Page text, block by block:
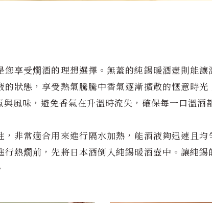
享受燗酒的理想選擇。無蓋的純錫暖酒壺則能讓
狀態，享受熱氣騰騰中香氣逐漸擴散的愜意時
風味，避免香氣在升溫時流失，確保每一口溫酒
非常適合用來進行隔水加熱，能酒液夠迅速且
熱燗前，先將日本酒倒入純錫暖酒壺中。讓純錫